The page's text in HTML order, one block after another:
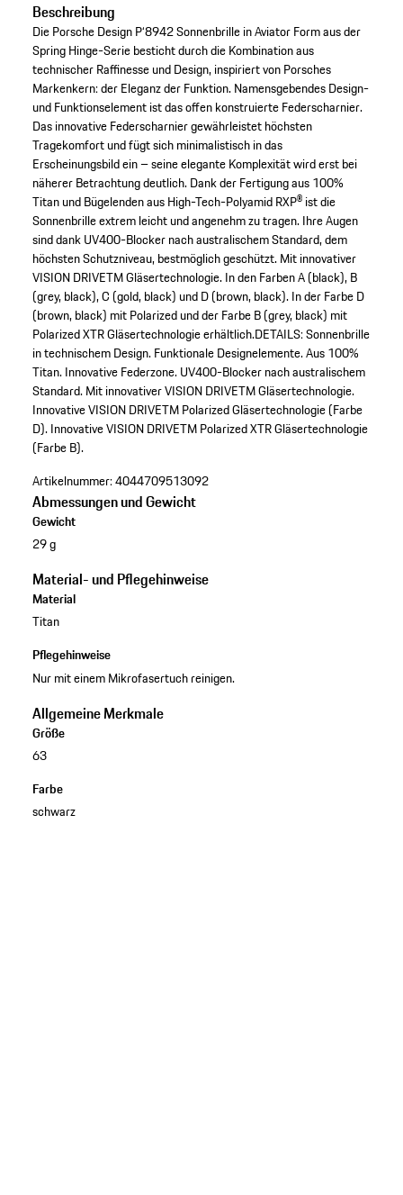
Beschreibung
Die Porsche Design P‘8942 Sonnenbrille in Aviator Form aus der
Spring Hinge-Serie besticht durch die Kombination aus
technischer Raffinesse und Design, inspiriert von Porsches
Markenkern: der Eleganz der Funktion. Namensgebendes Design-
und Funktionselement ist das offen konstruierte Federscharnier.
Das innovative Federscharnier gewährleistet höchsten
Tragekomfort und fügt sich minimalistisch in das
Erscheinungsbild ein – seine elegante Komplexität wird erst bei
näherer Betrachtung deutlich. Dank der Fertigung aus 100%
Titan und Bügelenden aus High-Tech-Polyamid RXP® ist die
Sonnenbrille extrem leicht und angenehm zu tragen. Ihre Augen
sind dank UV400-Blocker nach australischem Standard, dem
höchsten Schutzniveau, bestmöglich geschützt. Mit innovativer
VISION DRIVETM Gläsertechnologie. In den Farben A (black), B
(grey, black), C (gold, black) und D (brown, black). In der Farbe D
(brown, black) mit Polarized und der Farbe B (grey, black) mit
Polarized XTR Gläsertechnologie erhältlich.DETAILS: Sonnenbrille
in technischem Design. Funktionale Designelemente. Aus 100%
Titan. Innovative Federzone. UV400-Blocker nach australischem
Standard. Mit innovativer VISION DRIVETM Gläsertechnologie.
Innovative VISION DRIVETM Polarized Gläsertechnologie (Farbe
D). Innovative VISION DRIVETM Polarized XTR Gläsertechnologie
(Farbe B).
Artikelnummer:4044709513092
Abmessungen und Gewicht
Gewicht
29 g
Material- und Pflegehinweise
Material
Titan
Pflegehinweise
Nur mit einem Mikrofasertuch reinigen.
Allgemeine Merkmale
Größe
63
Farbe
schwarz